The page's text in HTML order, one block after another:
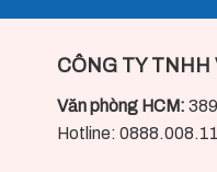
CÔNG TY TNHH
Văn phòng HCM:
Hotline: